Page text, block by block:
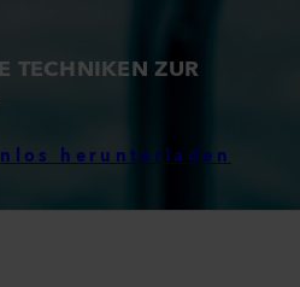
TECHNIKEN ZUR
herunterladen